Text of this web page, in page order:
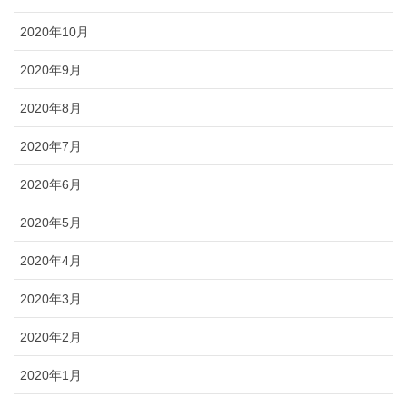
2020年10月
2020年9月
2020年8月
2020年7月
2020年6月
2020年5月
2020年4月
2020年3月
2020年2月
2020年1月